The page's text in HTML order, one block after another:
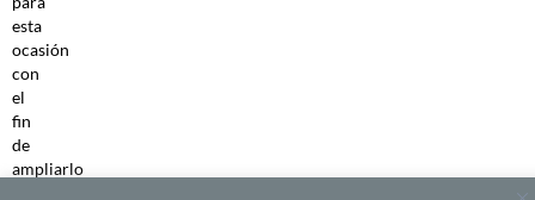
esta
ocasión
con
el
fin
de
ampliarlo